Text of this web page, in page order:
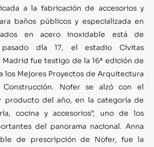
a la fabricación de accesorios y
baños públicos y especializada en
en acero inoxidable está de
pasado día 17, el estadio Cívitas
fue testigo de la 16ª edición de
los Mejores Proyectos de Arquitectura
Nofer se alzó con el
producto del año, en la categoría de
cocina y accesorios”, uno de los
del panorama nacional. Anna
de prescripción de Nofer, fue la